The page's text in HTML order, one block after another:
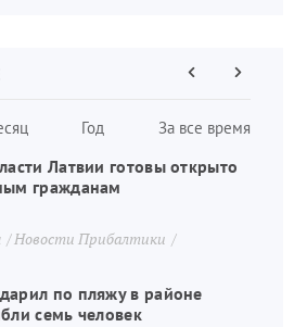
Год За все время
страниц
ПредыдущаяСледующая
Латвии готовы открыто
гражданам
Новости Прибалтики
по пляжу в районе
семь человек